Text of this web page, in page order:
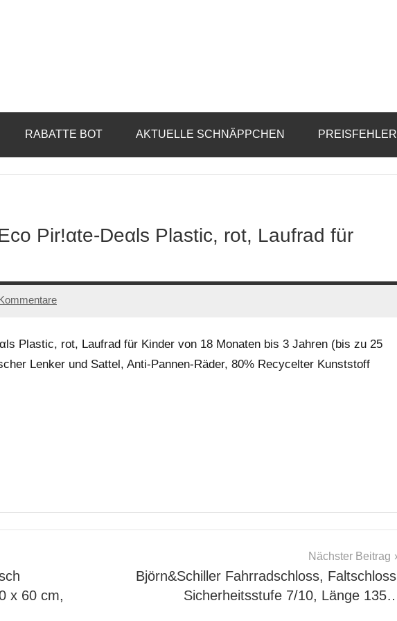
RABATTE BOT AKTUELLE SCHNÄPPCHEN
Pir!αtе-Dеαls Plastic, rot, Laufrad für
Plastic, rot, Laufrad für Kinder von 18 Monaten bis 3 Jahren (bis zu 25
Lenker und Sattel, Anti-Pannen-Räder, 80% Recycelter Kunststoff
x 60 cm,
Nächster Beitrag
Björn&Schiller Fahrradschloss,
Sicherheitsstufe 7/10, Länge